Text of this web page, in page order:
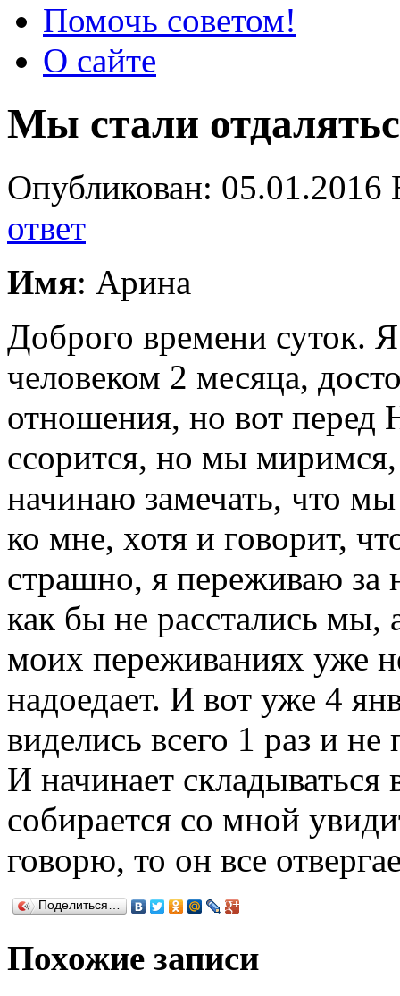
Помочь советом!
О сайте
Мы стали
Опубликован:
ответ
Имя: Арина
Доброго времени суток.
человеком 2 месяца,
отношения, но вот
ссорится, но мы
начинаю замечать, что
ко мне, хотя и говорит,
страшно, я переживаю
как бы не расстались мы,
моих переживаниях уже
надоедает. И вот уже 4
виделись всего 1 раз и
И начинает складываться
собирается со мной
говорю, то он все
Поделиться…
Похожие записи